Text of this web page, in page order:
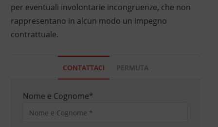
per eventuali involontarie incongruenze, che non
rappresentano in alcun modo un impegno
contrattuale.
CONTATTACI PERMUTA
Nome e Cognome*